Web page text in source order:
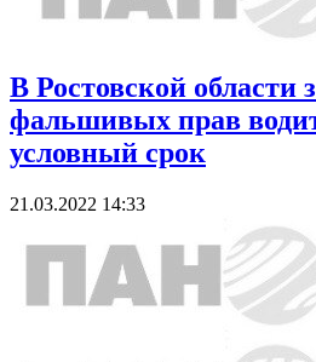
В Ростовской области
фальшивых прав
условный срок
21.03.2022 14:33